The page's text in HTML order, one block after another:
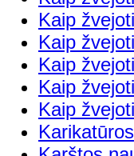
Kaip
Kaip
Kaip
Kaip
Kaip
Karikatūros